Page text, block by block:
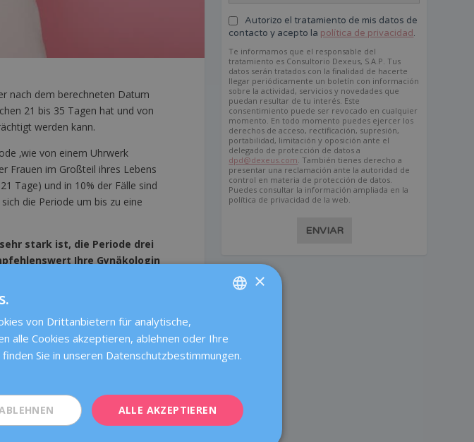
nach dem berechneten Datum
21 bis 35 Tagen hat und von
werden kann.
‚wie von einem Uhrwerk
Frauen im Großteil ihres Lebens
Tage) und in 10% der Fälle sind
die Periode um bis zu eine
stark ist, die Periode drei
Ihre Gynäkologin
Autorizo el tratamiento de mis datos de
contacto y acepto la política de privacidad.
Te informamos que el responsable del
tratamiento es Consultorio Dexeus, S.A.P. Tus
datos serán tratados con la finalidad de hacerte
llegar periódicamente un boletín con información
sobre la actividad, servicios y novedades que
puedan resultar de tu interés. Este
consentimiento puede ser revocado en cualquier
momento. En todo momento puedes ejercer los
derechos de acceso, rectificación, supresión,
portabilidad, limitación y oposición ante el
delegado de protección de datos a
dpd@dexeus.com. También tienes derecho a
presentar una reclamación ante la autoridad de
control en materia de protección de datos.
Puedes consultar la información ampliada en la
política de privacidad de la web.
ENVIAR
CATALÀ
DEUTSCH
×
von Drittanbietern für analytische,
alle Cookies akzeptieren, ablehnen oder Ihre
Sie in unseren Datenschutzbestimmungen.
ALLE AKZEPTIEREN